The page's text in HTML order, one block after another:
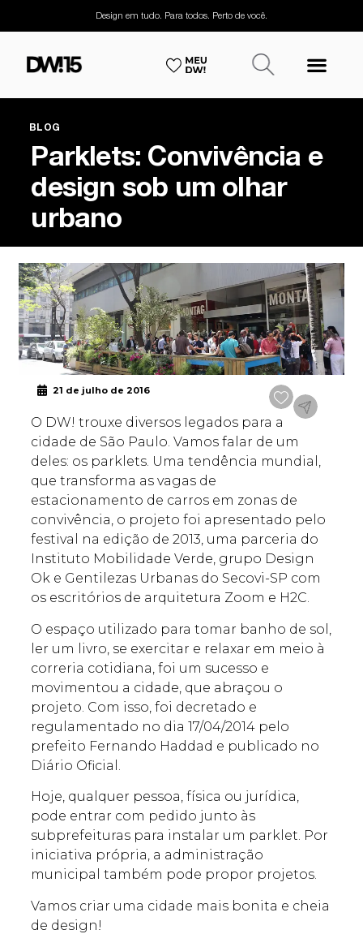
Design em tudo. Para todos. Perto de você.
BLOG
Parklets: Convivência e
design sob um olhar
urbano
21 de julho de 2016
O DW! trouxe diversos legados para a
cidade de São Paulo. Vamos falar de um
deles: os parklets. Uma tendência mundial,
que transforma as vagas de
estacionamento de carros em zonas de
convivência, o projeto foi apresentado pelo
festival na edição de 2013, uma parceria do
Instituto Mobilidade Verde, grupo Design
Ok e Gentilezas Urbanas do Secovi-SP com
os escritórios de arquitetura Zoom e H2C.
O espaço utilizado para tomar banho de sol,
ler um livro, se exercitar e relaxar em meio à
correria cotidiana, foi um sucesso e
movimentou a cidade, que abraçou o
projeto. Com isso, foi decretado e
regulamentado no dia 17/04/2014 pelo
prefeito Fernando Haddad e publicado no
Diário Oficial.
Hoje, qualquer pessoa, física ou jurídica,
pode entrar com pedido junto às
subprefeituras para instalar um parklet. Por
iniciativa própria, a administração
municipal também pode propor projetos.
Vamos criar uma cidade mais bonita e cheia
de design!